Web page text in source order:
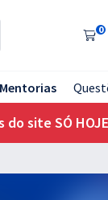
0
Mentorias
site SÓ